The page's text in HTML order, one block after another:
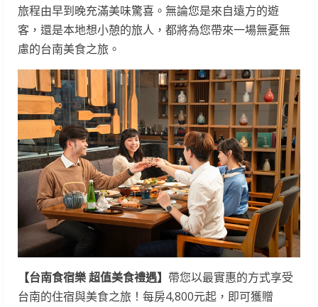
旅程由早到晚充滿美味驚喜。無論您是來自遠方的遊
客，還是本地想小憩的旅人，都將為您帶來一場無憂無
慮的台南美食之旅。
【台南食宿樂 超值美食禮遇】 帶您以最實惠的方式享受
台南的住宿與美食之旅！每房4,800元起，即可獲贈